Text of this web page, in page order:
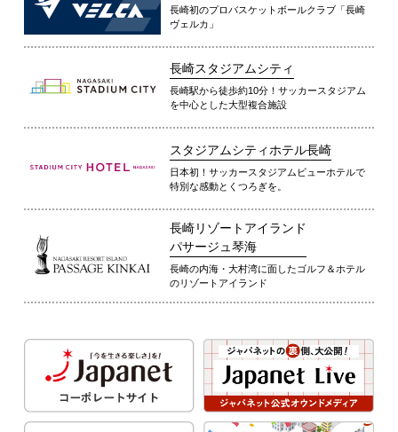
長崎初のプロバスケットボールクラブ「長崎
ヴェルカ」
長崎スタジアムシティ
長崎駅から徒歩約10分！サッカースタジアム
を中心とした大型複合施設
スタジアムシティホテル長崎
日本初！サッカースタジアムビューホテルで
特別な感動とくつろぎを。
長崎リゾートアイランド
パサージュ琴海
長崎の内海・大村湾に面したゴルフ＆ホテル
のリゾートアイランド